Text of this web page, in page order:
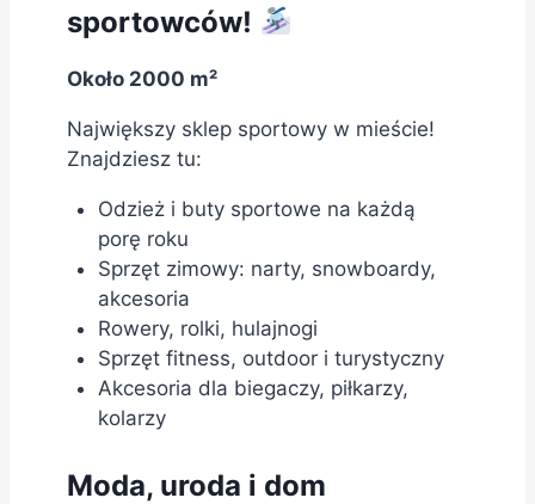
sportowców!
Około 2000 m²
Największy sklep sportowy w mieście!
Znajdziesz tu:
Odzież i buty sportowe na każdą
porę roku
Sprzęt zimowy: narty, snowboardy,
akcesoria
Rowery, rolki, hulajnogi
Sprzęt fitness, outdoor i turystyczny
Akcesoria dla biegaczy, piłkarzy,
kolarzy
Moda, uroda i dom